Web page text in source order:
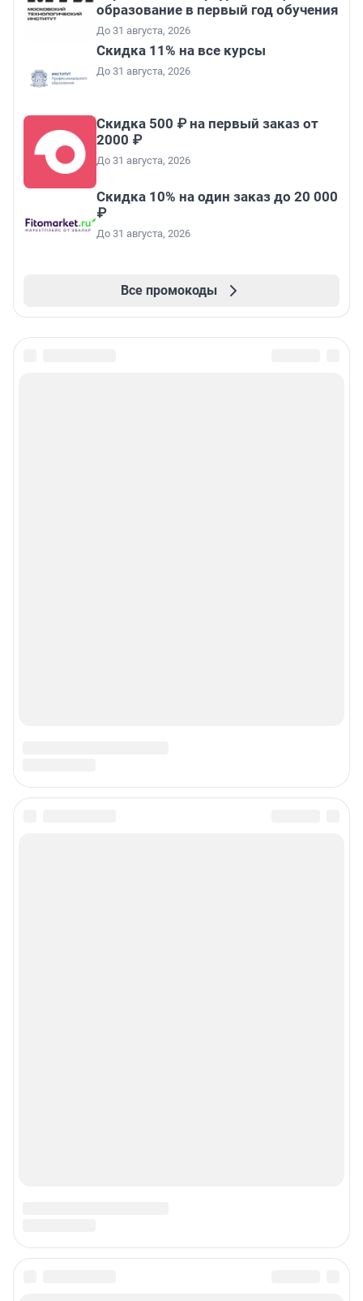
образование в первый год обучения
До 31 августа, 2026
Скидка 11% на все курсы
До 31 августа, 2026
Скидка 500 ₽ на первый заказ от
2000 ₽
До 31 августа, 2026
Скидка 10% на один заказ до 20 000
₽
До 31 августа, 2026
Все промокоды